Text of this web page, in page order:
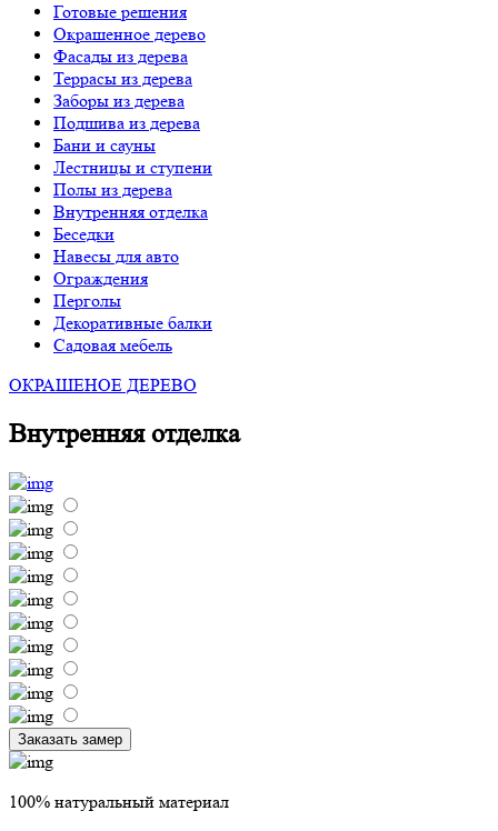
Готовые решения
Окрашенное дерево
Фасады из дерева
Террасы из дерева
Заборы из дерева
Подшива из дерева
Бани и сауны
Лестницы и ступени
Полы из дерева
Внутренняя отделка
Беседки
Навесы для авто
Ограждения
Перголы
Декоративные балки
Садовая мебель
ОКРАШЕНОЕ ДЕРЕВО
Внутренняя отделка
Заказать замер
100% натуральный материал